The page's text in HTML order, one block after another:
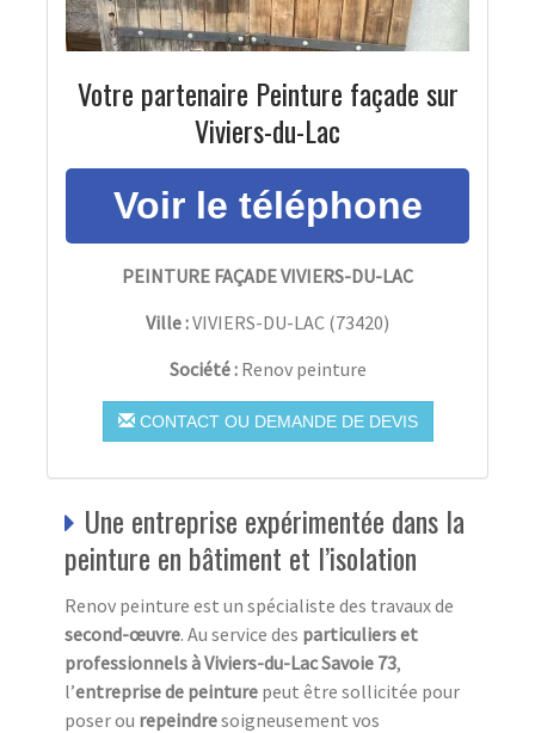
Votre partenaire Peinture façade sur
Viviers-du-Lac
PEINTURE FAÇADE VIVIERS-DU-LAC
Ville :VIVIERS-DU-LAC (73420)
Société : Renov peinture
CONTACT OU DEMANDE DE DEVIS
Une entreprise expérimentée dans la
peinture en bâtiment et l’isolation
Renov peinture est un spécialiste des travaux de
second-œuvre. Au service des particuliers et
professionnels à Viviers-du-Lac Savoie 73,
l’entreprise de peinture peut être sollicitée pour
poser ou repeindresoigneusement vos